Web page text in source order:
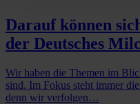
Darauf können
der Deutsches
Wir haben die Themen im
sind. Im Fokus steht immer
denn wir verfolgen…